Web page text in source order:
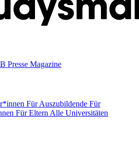
Presse Magazine
Für Auszubildende Für
Für Eltern Alle Universitäten